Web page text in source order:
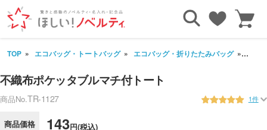
TOP エコバッグ・トートバッグ エコバッグ・折りたたみバッグ 不織
不織布ポケッタブルマチ付トート
商品No.TR-1127 1件
商品価格 143円(税込)